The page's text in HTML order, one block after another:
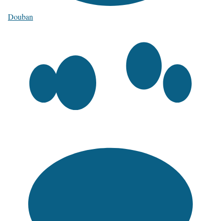
Douban